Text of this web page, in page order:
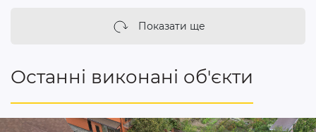
Показати ще
Останні виконані об'єкти